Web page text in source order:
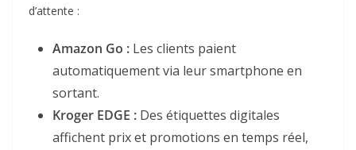
d’attente :
Amazon Go : Les clients paient
automatiquement via leur smartphone en
sortant.
Kroger EDGE : Des étiquettes digitales
affichent prix et promotions en temps réel,